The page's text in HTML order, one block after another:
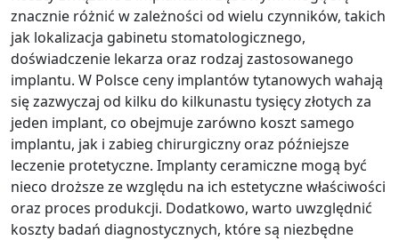
znacznie różnić w zależności od wielu czynników, takich
jak lokalizacja gabinetu stomatologicznego,
doświadczenie lekarza oraz rodzaj zastosowanego
implantu. W Polsce ceny implantów tytanowych wahają
się zazwyczaj od kilku do kilkunastu tysięcy złotych za
jeden implant, co obejmuje zarówno koszt samego
implantu, jak i zabieg chirurgiczny oraz późniejsze
leczenie protetyczne. Implanty ceramiczne mogą być
nieco droższe ze względu na ich estetyczne właściwości
oraz proces produkcji. Dodatkowo, warto uwzględnić
koszty badań diagnostycznych, które są niezbędne